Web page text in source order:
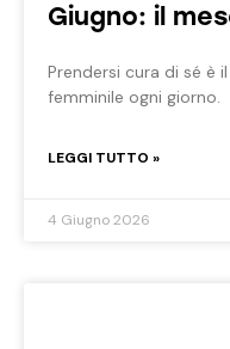
Giugno: il
Prendersi cura di sé è
femminile ogni giorno.
LEGGI TUTTO »
4 Giugno 2026